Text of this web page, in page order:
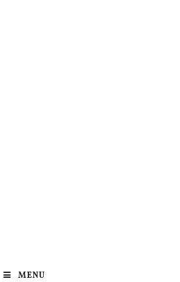
MENU